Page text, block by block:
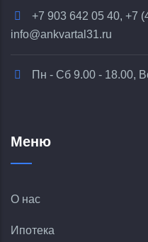
+7 903 642 05 40, +7
info@ankvartal31.ru
Пн - Сб 9.00 - 18.00,
Меню
О нас
Ипотека